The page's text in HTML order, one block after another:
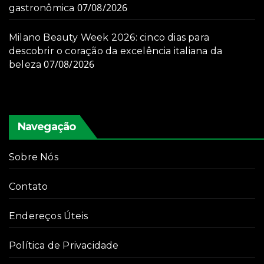
gastronômica 07/08/2026
Milano Beauty Week 2026: cinco dias para
descobrir o coração da excelência italiana da
beleza 07/08/2026
Navegação
Sobre Nós
Contato
Endereços Úteis
Política de Privacidade